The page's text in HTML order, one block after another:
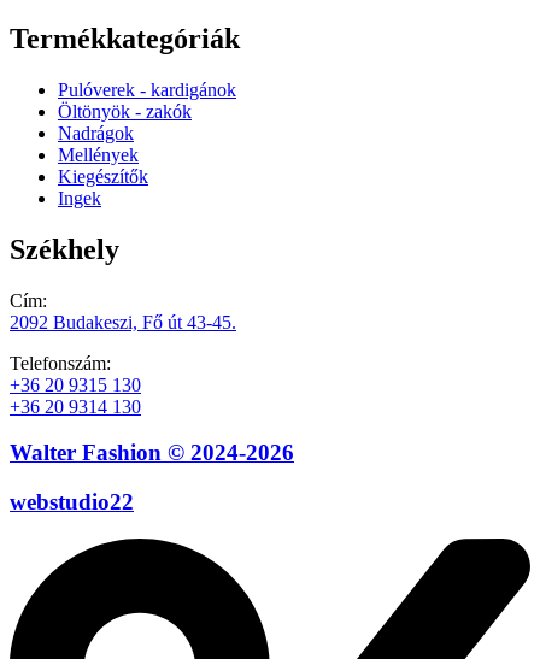
Termékkategóriák
Pulóverek - kardigánok
Öltönyök - zakók
Nadrágok
Mellények
Kiegészítők
Ingek
Székhely
Cím:
2092 Budakeszi, Fő út 43-45.
Telefonszám:
+36 20 9315 130
+36 20 9314 130
Walter Fashion © 2024-2026
webstudio22